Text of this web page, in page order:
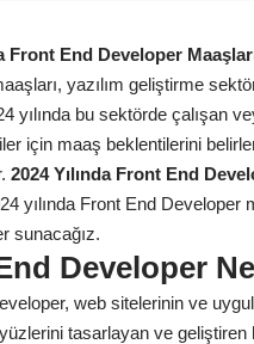
Front End Developer
yazılım geliştirme
yılında bu sektörde çalışan
için maaş beklentilerini
2024 Yılında Front End
yılında Front End Developer
sunacağız.
Developer
web sitelerinin ve
tasarlayan ve